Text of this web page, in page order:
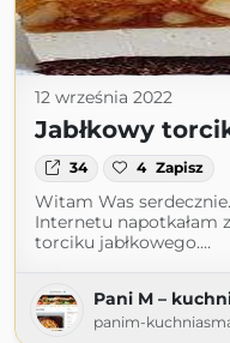
12 września 2022
Jabłkowy
34 4 Zapisz
Witam Was
Internetu napotkałam
torciku jabłkowego.…
Pani M –
panim-